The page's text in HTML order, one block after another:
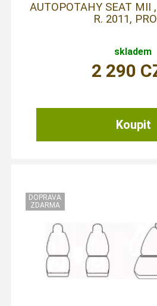
AUTOPOTAHY SEAT MII
R. 2011,
skladem
2 290